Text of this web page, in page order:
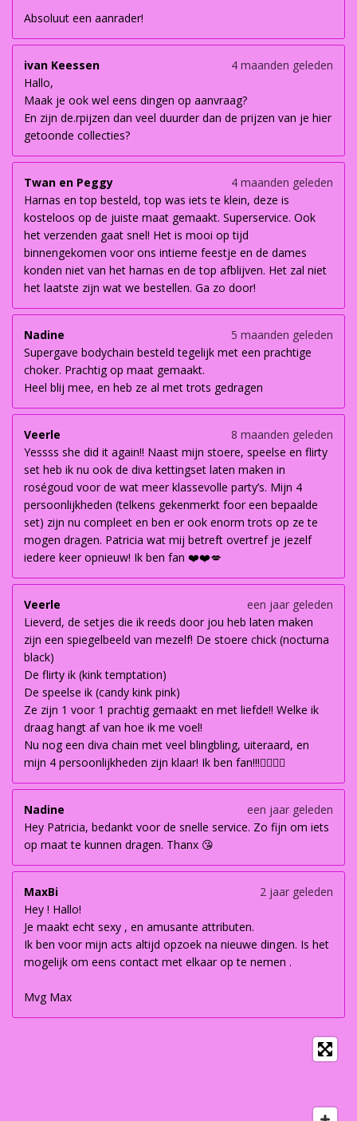
Absoluut een aanrader!
ivan Keessen
4 maanden geleden
Hallo,
Maak je ook wel eens dingen op aanvraag?
En zijn de.rpijzen dan veel duurder dan de prijzen van je hier
getoonde collecties?
Twan en Peggy
4 maanden geleden
Harnas en top besteld, top was iets te klein, deze is
kosteloos op de juiste maat gemaakt. Superservice. Ook
het verzenden gaat snel! Het is mooi op tijd
binnengekomen voor ons intieme feestje en de dames
konden niet van het harnas en de top afblijven. Het zal niet
het laatste zijn wat we bestellen. Ga zo door!
Nadine
5 maanden geleden
Supergave bodychain besteld tegelijk met een prachtige
choker. Prachtig op maat gemaakt.
Heel blij mee, en heb ze al met trots gedragen
Veerle
8 maanden geleden
Yessss she did it again!! Naast mijn stoere, speelse en flirty
set heb ik nu ook de diva kettingset laten maken in
roségoud voor de wat meer klassevolle party’s. Mijn 4
persoonlijkheden (telkens gekenmerkt foor een bepaalde
set) zijn nu compleet en ben er ook enorm trots op ze te
mogen dragen. Patricia wat mij betreft overtref je jezelf
iedere keer opnieuw! Ik ben fan ❤️❤️💋
Veerle
een jaar geleden
Lieverd, de setjes die ik reeds door jou heb laten maken
zijn een spiegelbeeld van mezelf! De stoere chick (nocturna
black)
De flirty ik (kink temptation)
De speelse ik (candy kink pink)
Ze zijn 1 voor 1 prachtig gemaakt en met liefde!! Welke ik
draag hangt af van hoe ik me voel!
Nu nog een diva chain met veel blingbling, uiteraard, en
mijn 4 persoonlijkheden zijn klaar! Ik ben fan!!!👌🏽👌🏽
Nadine
een jaar geleden
Hey Patricia, bedankt voor de snelle service. Zo fijn om iets
op maat te kunnen dragen. Thanx 😘
MaxBi
2 jaar geleden
Hey ! Hallo!
Je maakt echt sexy , en amusante attributen.
Ik ben voor mijn acts altijd opzoek na nieuwe dingen. Is het
mogelijk om eens contact met elkaar op te nemen .
Mvg Max